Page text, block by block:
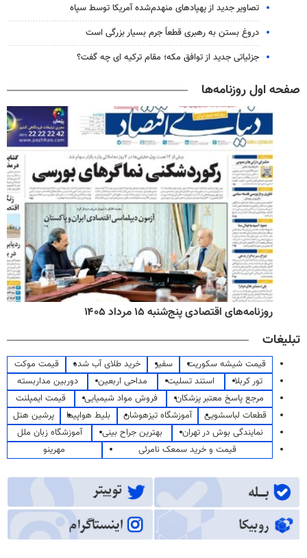
تصاویر جدید از پهپادهای منهدم‌شده آمریکا توسط سپاه
دروغ بستن به رهبری قطعاً جرم بسیار بزرگی است
جزئیاتی جدید از توافق مکه؛ مقام ترکیه ای چه گفت؟
صفحه اول روزنامه‌ها
روزنامه‌های اقتصادی پنج‌شنبه ۱۵ مرداد ۱۴۰۵
تبلیغات
قیمت شیشه سکوریت سفیر خرید طلای آب شده
قیمت موکت
تور کربلا
استند تسلیت مداحی اربعین
دوربین مداربسته
مرجع پاسخ معتبر پزشکان
فروش مواد شیمیایی
قیمت ایمپلنت
قطعات لباسشویی
آموزشگاه تیزهوشان بلیط هواپیما
پرشین هتل
نمایندگی بوش در تهران
بهترین جراح بینی
آموزشگاه زبان ملل
قیمت و خرید سمعک نامرئی
مهرینو